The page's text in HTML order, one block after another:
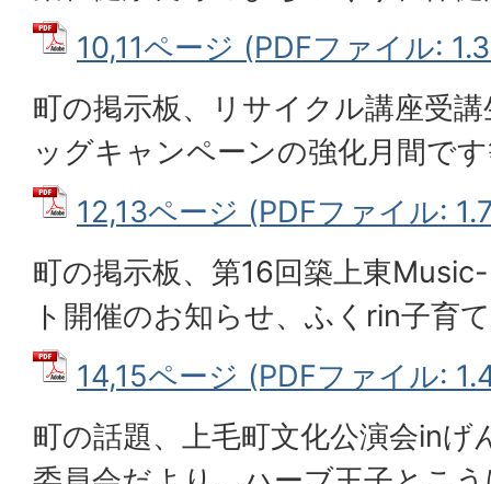
10,11ページ (PDFファイル:
町の掲示板、リサイクル講座受
ッグキャンペーンの強化月間で
12,13ページ (PDFファイル:
町の掲示板、第16回築上東
ト開催のお知らせ、ふくrin子育
14,15ページ (PDFファイル:
町の話題、上毛町文化公演会inげ